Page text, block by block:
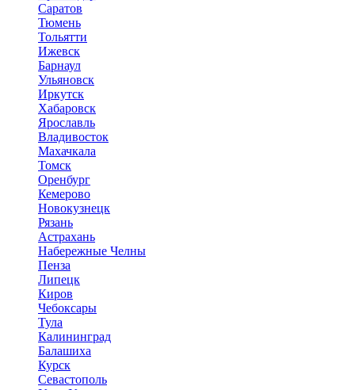
Саратов
Тюмень
Тольятти
Ижевск
Барнаул
Ульяновск
Иркутск
Хабаровск
Ярославль
Владивосток
Махачкала
Томск
Оренбург
Кемерово
Новокузнецк
Рязань
Астрахань
Набережные Челны
Пенза
Липецк
Киров
Чебоксары
Тула
Калининград
Балашиха
Курск
Севастополь